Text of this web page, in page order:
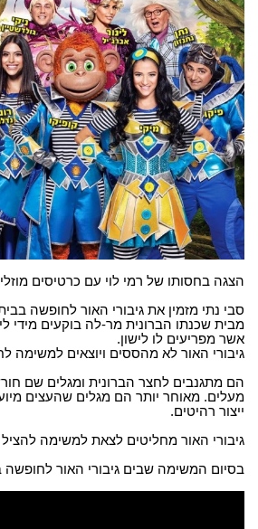
הצגה בחסותו של רמי לוי עם כרטיסים
סבי נתי מזמין את גיבורי האור לחופשה
מבית שכנתו הברונית מר-לה בוקעים מידי
אשר מפריעים לו לישון.
גיבורי האור לא מהססים ויוצאים למשימה
הם מתגנבים לחצר הברונית ומגלים שם
מעלים. מאוחר יותר הם מגלים שהעצים
ייצור רהיטים.
גיבורי האור מחליטים לצאת למשימה
בסיום המשימה שבים גיבורי האור לחופשה